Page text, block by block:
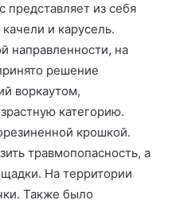
представляет из себя
и карусель.
направленности, на
решение
воркаутом,
категорию.
крошкой.
травмопопасность, а
На территории
Также было